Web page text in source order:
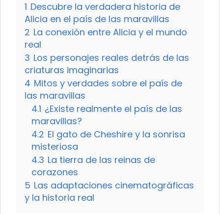
1 Descubre la verdadera historia de
Alicia en el país de las maravillas
2 La conexión entre Alicia y el mundo
real
3 Los personajes reales detrás de las
criaturas imaginarias
4 Mitos y verdades sobre el país de
las maravillas
4.1 ¿Existe realmente el país de las
maravillas?
4.2 El gato de Cheshire y la sonrisa
misteriosa
4.3 La tierra de las reinas de
corazones
5 Las adaptaciones cinematográficas
y la historia real